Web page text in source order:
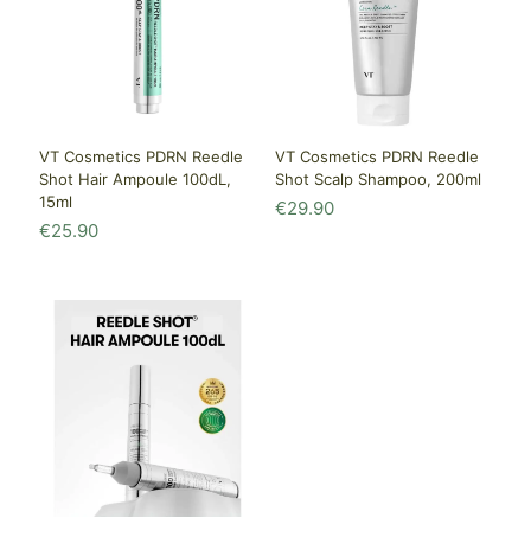
VT Cosmetics PDRN Reedle
Shot Hair Ampoule 100dL,
15ml
€25.90
VT Cosmetics PDRN Reedle
Shot Scalp Shampoo, 200ml
€29.90